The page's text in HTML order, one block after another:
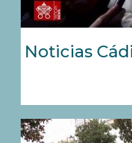
Noticias